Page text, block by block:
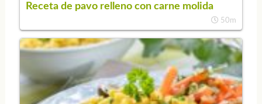
Receta de pavo relleno con carne molida
50m